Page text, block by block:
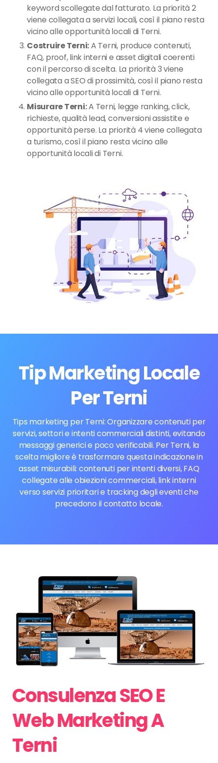
keyword scollegate dal fatturato. La priorità 2
viene collegata a servizi locali, così il piano resta
vicino alle opportunità locali di Terni.
Costruire Terni:A Terni, produce contenuti,
FAQ, proof, link interni e asset digitali coerenti
con il percorso di scelta. La priorità 3 viene
collegata a SEO di prossimità, così il piano resta
vicino alle opportunità locali di Terni.
Misurare Terni:A Terni, legge ranking, click,
richieste, qualità lead, conversioni assistite e
opportunità perse. La priorità 4 viene collegata
a turismo, così il piano resta vicino alle
opportunità locali di Terni.
Tip Marketing Locale
Per Terni
Tips marketing per Terni: Organizzare contenuti per
servizi, settori e intenti commerciali distinti, evitando
messaggi generici e poco verificabili. Per Terni, la
scelta migliore è trasformare questa indicazione in
asset misurabili: contenuti per intenti diversi, FAQ
collegate alle obiezioni commerciali, link interni
verso servizi prioritari e tracking degli eventi che
precedono il contatto locale.
Consulenza SEO E
Web Marketing A
Terni